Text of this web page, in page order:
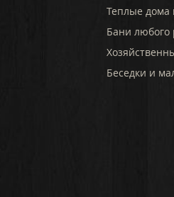
обустройствоТеплые дома
Бани любого
Беседки и